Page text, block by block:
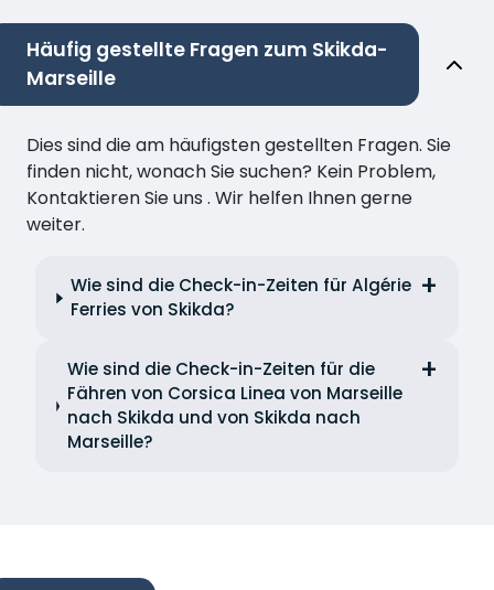
Häufig gestellte Fragen zum Skikda-
Marseille
Dies sind die am häufigsten gestellten Fragen. Sie
finden nicht, wonach Sie suchen? Kein Problem,
Kontaktieren Sie uns . Wir helfen Ihnen gerne
weiter.
Wie sind die Check-in-Zeiten für Algérie
Ferries von Skikda?
Wie sind die Check-in-Zeiten für die
Fähren von Corsica Linea von Marseille
nach Skikda und von Skikda nach
Marseille?